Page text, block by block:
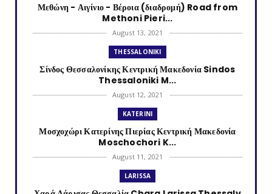
Μεθώνη - Αιγίνιο - Βέροια (διαδρομή) Road from
Methoni Pieri...
August 13, 2021
THESSALONIKI
Σίνδος Θεσσαλονίκης Κεντρική Μακεδονία Sindos
Thessaloniki M...
August 12, 2021
KATERINI
Μοσχοχώρι Κατερίνης Πιερίας Κεντρική Μακεδονία
Moschochori K...
August 11, 2021
LARISSA